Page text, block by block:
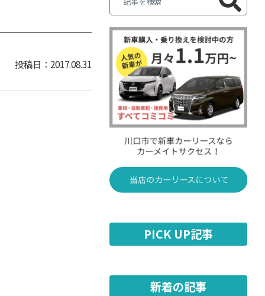
2017.08.31
PICK UP記事
新着の記事